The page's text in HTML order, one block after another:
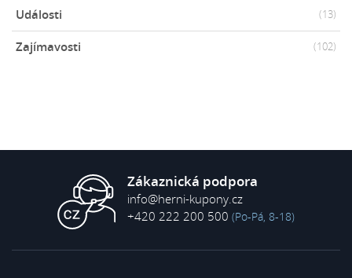
Události (13)
Zajímavosti (102)
Zákaznická podpora
info@herni-kupony.cz
+420 222 200 500 (Po-Pá, 8-18)